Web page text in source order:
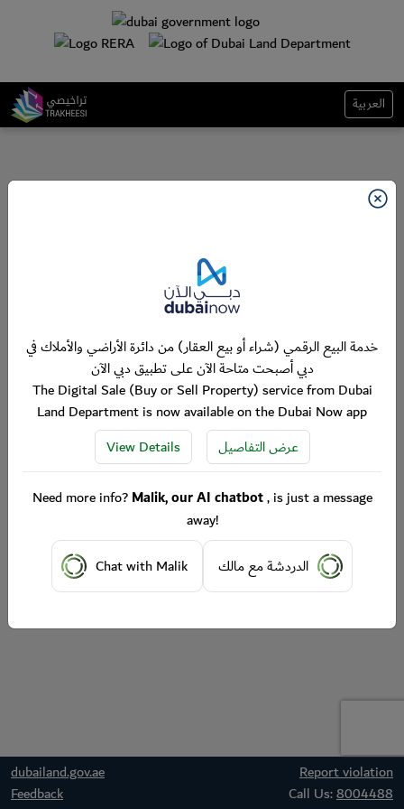
العربية
dubailand.gov.ae
Report violation
Feedback
Call Us:8004488
خدمة البيع الرقمي (شراء أو بيع العقار) من دائرة الأراضي والأملاك في
دبي أصبحت متاحة الآن على تطبيق دبي الآن
The Digital Sale (Buy or Sell Property) service from Dubai
Land Department is now available on the Dubai Now app
View Details
عرض التفاصيل
Need more info?Malik, our AI chatbot, is just a message
away!
Chat with Malik
الدردشة مع مالك